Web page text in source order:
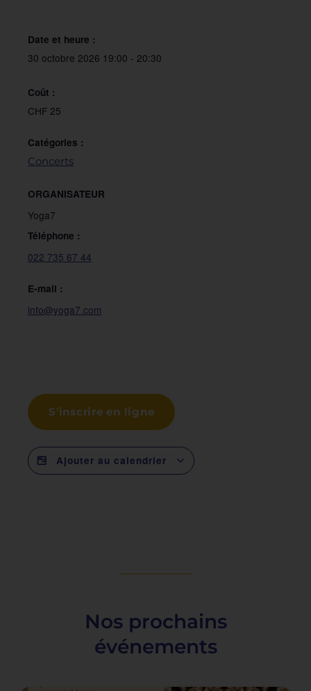
Date et heure :
30 octobre 2026 19:00 - 20:30
Coût :
CHF 25
Catégories :
Concerts
ORGANISATEUR
Yoga7
Téléphone :
022 735 67 44
E-mail :
info@yoga7.com
S'inscrire en ligne
Ajouter au calendrier
Nos prochains
événements